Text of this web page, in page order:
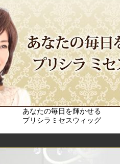
あなたの毎日を輝かせる
プリシラミセスウィッグ